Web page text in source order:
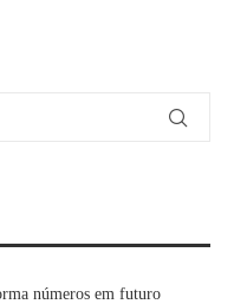
números em futuro